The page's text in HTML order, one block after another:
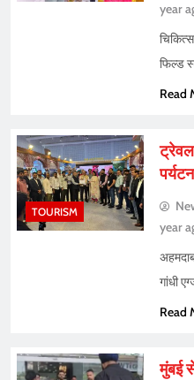
year
फिल्ड
Read
TOURISM
ट्रेवल
year
गांधी
Read
मुंबई